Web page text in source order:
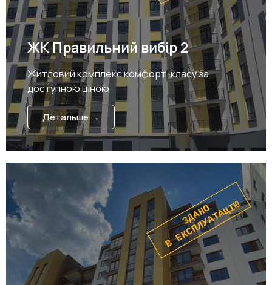
ЖК Правильний вибір 2
Житловий комплекс комфорт-класу за
доступною ціною
Детальше →
ЗДАНО
В ЕКСПЛУАТАЦІЮ